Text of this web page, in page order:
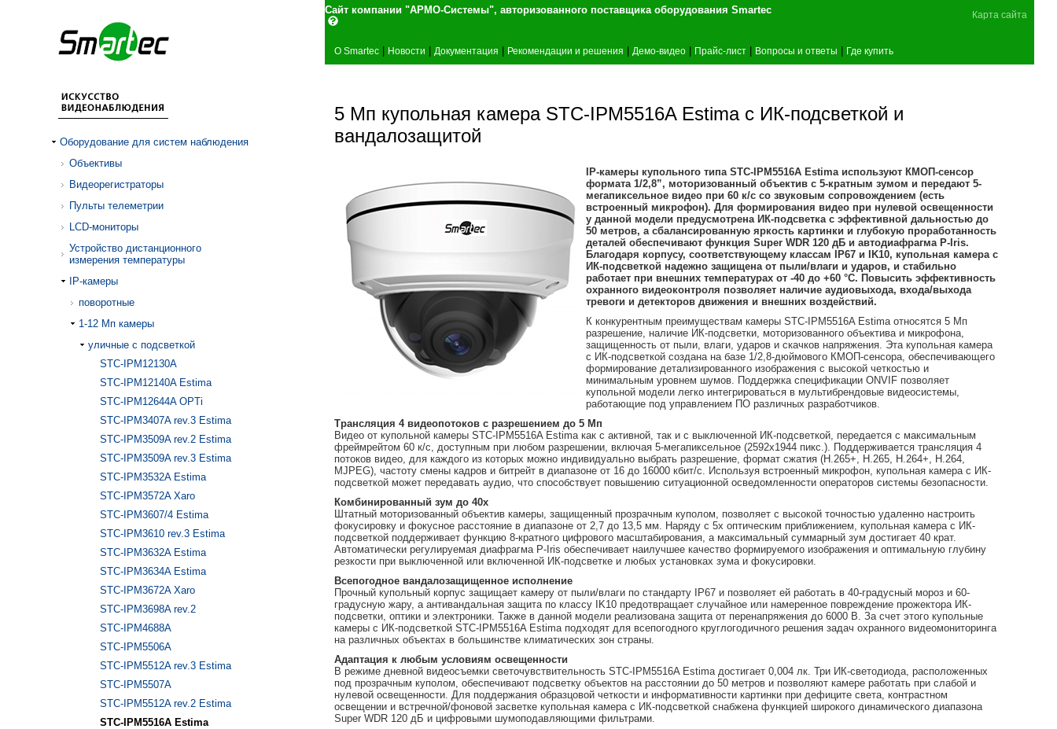
Сайт компании "АРМО-Системы", авторизованного поставщика оборудования Smartec Карта сайта
О Smartec Новости Документация Рекомендации и решения Демо-видео Прайс-лист Вопросы и ответы Где купить
Оборудование для систем наблюдения
Объективы
Видеорегистраторы
Пульты телеметрии
LCD-мониторы
Устройство дистанционного
измерения температуры
IP-камеры
поворотные
1-12 Mп камеры
уличные с подсветкой
STC-IPM12130A
STC-IPM12140A Estima
STC-IPM12644A OPTi
STC-IPM3407A rev.3 Estima
STC-IPM3509A rev.2 Estima
STC-IPM3509A rev.3 Estima
STC-IPM3532A Estima
STC-IPM3572A Xaro
STC-IPM3607/4 Estima
STC-IPM3610 rev.3 Estima
STC-IPM3632A Estima
STC-IPM3634A Estima
STC-IPM3672A Xaro
STC-IPM3698A rev.2
STC-IPM4688A
STC-IPM5506A
STC-IPM5512A rev.3 Estima
STC-IPM5507A
STC-IPM5512A rev.2 Estima
STC-IPM5516A Estima
5 Мп купольная камера STC-IPM5516A Estima с ИК-подсветкой и
вандалозащитой
IP-камеры купольного типа STC-IPM5516A Estima используют КМОП-сенсор
формата 1/2,8”, моторизованный объектив с 5-кратным зумом и передают 5-
мегапиксельное видео при 60 к/с со звуковым сопровождением (есть
встроенный микрофон). Для формирования видео при нулевой освещенности
у данной модели предусмотрена ИК-подсветка с эффективной дальностью до
50 метров, а сбалансированную яркость картинки и глубокую проработанность
деталей обеспечивают функция Super WDR 120 дБ и автодиафрагма P-Iris.
Благодаря корпусу, соответствующему классам IP67 и IK10, купольная камера с
ИК-подсветкой надежно защищена от пыли/влаги и ударов, и стабильно
работает при внешних температурах от -40 до +60 °С. Повысить эффективность
охранного видеоконтроля позволяет наличие аудиовыхода, входа/выхода
тревоги и детекторов движения и внешних воздействий.
К конкурентным преимуществам камеры STC-IPM5516A Estima относятся 5 Мп
разрешение, наличие ИК-подсветки, моторизованного объектива и микрофона,
защищенность от пыли, влаги, ударов и скачков напряжения. Эта купольная камера
с ИК-подсветкой создана на базе 1/2,8-дюймового КМОП-сенсора, обеспечивающего
формирование детализированного изображения с высокой четкостью и
минимальным уровнем шумов. Поддержка спецификации ONVIF позволяет
купольной модели легко интегрироваться в мультибрендовые видеосистемы,
работающие под управлением ПО различных разработчиков.
Трансляция 4 видеопотоков с разрешением до 5 Мп
Видео от купольной камеры STC-IPM5516A Estima как с активной, так и с выключенной ИК-подсветкой, передается с максимальным
фреймрейтом 60 к/с, доступным при любом разрешении, включая 5-мегапиксельное (2592x1944 пикс.). Поддерживается трансляция 4
потоков видео, для каждого из которых можно индивидуально выбрать разрешение, формат сжатия (H.265+, H.265, H.264+, H.264,
MJPEG), частоту смены кадров и битрейт в диапазоне от 16 до 16000 кбит/с. Используя встроенный микрофон, купольная камера с ИК-
подсветкой может передавать аудио, что способствует повышению ситуационной осведомленности операторов системы безопасности.
Комбинированный зум до 40х
Штатный моторизованный объектив камеры, защищенный прозрачным куполом, позволяет с высокой точностью удаленно настроить
фокусировку и фокусное расстояние в диапазоне от 2,7 до 13,5 мм. Наряду с 5х оптическим приближением, купольная камера с ИК-
подсветкой поддерживает функцию 8-кратного цифрового масштабирования, а максимальный суммарный зум достигает 40 крат.
Автоматически регулируемая диафрагма P-Iris обеспечивает наилучшее качество формируемого изображения и оптимальную глубину
резкости при выключенной или включенной ИК-подсветке и любых установках зума и фокусировки.
Всепогодное вандалозащищенное исполнение
Прочный купольный корпус защищает камеру от пыли/влаги по стандарту IP67 и позволяет ей работать в 40-градусный мороз и 60-
градусную жару, а антивандальная защита по классу IK10 предотвращает случайное или намеренное повреждение прожектора ИК-
подсветки, оптики и электроники. Также в данной модели реализована защита от перенапряжения до 6000 В. За счет этого купольные
камеры с ИК-подсветкой STC-IPM5516A Estima подходят для всепогодного круглогодичного решения задач охранного видеомониторинга
на различных объектах в большинстве климатических зон страны.
Адаптация к любым условиям освещенности
В режиме дневной видеосъемки светочувствительность STC-IPM5516A Estima достигает 0,004 лк. Три ИК-светодиода, расположенных
под прозрачным куполом, обеспечивают подсветку объектов на расстоянии до 50 метров и позволяют камере работать при слабой и
нулевой освещенности. Для поддержания образцовой четкости и информативности картинки при дефиците света, контрастном
освещении и встречной/фоновой засветке купольная камера с ИК-подсветкой снабжена функцией широкого динамического диапазона
Super WDR 120 дБ и цифровыми шумоподавляющими фильтрами.